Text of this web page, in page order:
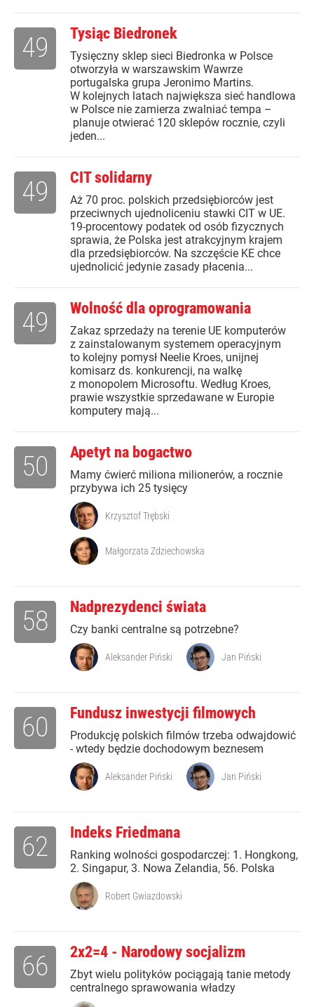
Tysiąc Biedronek
Tysięczny sklep sieci Biedronka w Polsce
otworzyła w warszawskim Wawrze
portugalska grupa Jeronimo Martins.
W kolejnych latach największa sieć handlowa
w Polsce nie zamierza zwalniać tempa –
planuje otwierać 120 sklepów rocznie, czyli
jeden...
49
CIT solidarny
Aż 70 proc. polskich przedsiębiorców jest
przeciwnych ujednoliceniu stawki CIT w UE.
19-procentowy podatek od osób fizycznych
sprawia, że Polska jest atrakcyjnym krajem
dla przedsiębiorców. Na szczęście KE chce
ujednolicić jedynie zasady płacenia...
49
Wolność dla oprogramowania
Zakaz sprzedaży na terenie UE komputerów
z zainstalowanym systemem operacyjnym
to kolejny pomysł Neelie Kroes, unijnej
komisarz ds. konkurencji, na walkę
z monopolem Microsoftu. Według Kroes,
prawie wszystkie sprzedawane w Europie
komputery mają...
49
Apetyt na bogactwo
Mamy ćwierć miliona milionerów, a rocznie
przybywa ich 25 tysięcy
50
Krzysztof Trębski
Małgorzata Zdziechowska
Nadprezydenci świata
Czy banki centralne są potrzebne?
58
Aleksander Piński Jan Piński
Fundusz inwestycji filmowych
Produkcję polskich filmów trzeba odwajdowić
- wtedy będzie dochodowym beznesem
60
Aleksander Piński Jan Piński
Indeks Friedmana
Ranking wolności gospodarczej: 1. Hongkong,
2. Singapur, 3. Nowa Zelandia, 56. Polska
62
Robert Gwiazdowski
2x2=4 - Narodowy socjalizm
Zbyt wielu polityków pociągają tanie metody
centralnego sprawowania władzy
66